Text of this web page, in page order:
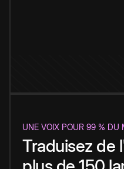
UNE VOIX POUR 99 % DU
Traduisez de